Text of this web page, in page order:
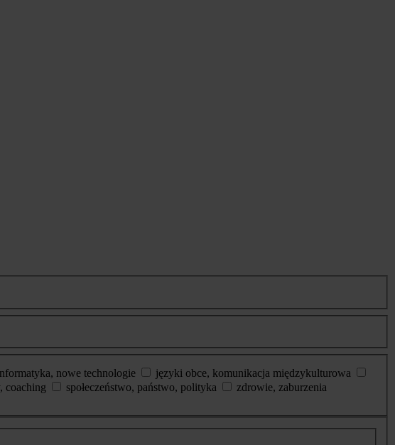
nowe technologie
języki obce, komunikacja międzykulturowa
coaching społeczeństwo, państwo, polityka
zdrowie, zaburzenia